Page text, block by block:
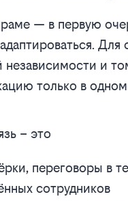
— в первую
и
только в
– это
переговоры в
сотрудников